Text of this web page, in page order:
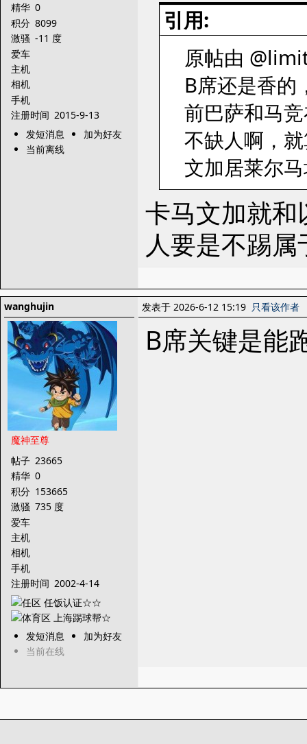
精华 0
积分 8099
激骚 -11 度
爱车
主机
相机
手机
注册时间 2015-9-13
发短消息
加为好友
当前离线
引用:
原帖由
B席还是香的
前巴萨和马
不缺人啊，
文加居莱尔
卡马文加就
人要是不踢
wanghujin
魔神至尊
帖子 23665
精华 0
积分 153665
激骚 735 度
爱车
主机
相机
手机
注册时间 2002-4-14
发短消息
加为好友
当前在线
发表于 2026-6-12 15:19 只看该作者
B席关键是能